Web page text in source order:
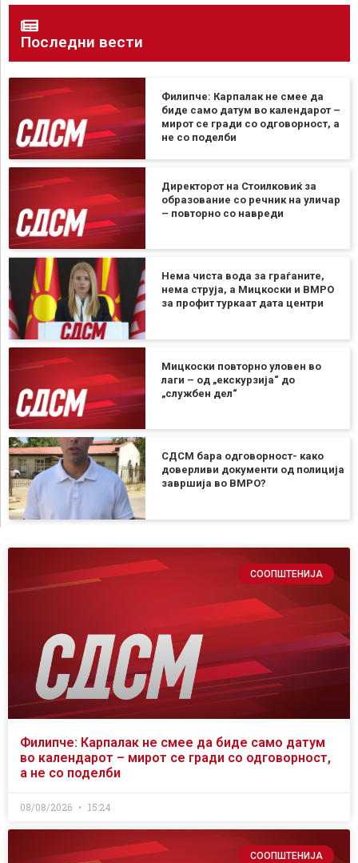
Последни вести
Филипче: Карпалак не смее да
биде само датум во календарот –
мирот се гради со одговорност, а
не со поделби
Директорот на Стоилковиќ за
образование со речник на уличар
– повторно со навреди
Нема чиста вода за граѓаните,
нема струја, а Мицкоски и ВМРО
за профит туркаат дата центри
Мицкоски повторно уловен во
лаги – од „екскурзија“ до
„службен дел“
СДСМ бара одговорност- како
доверливи документи од полиција
завршија во ВМРО?
СООПШТЕНИЈА
Филипче: Карпалак не смее да биде само датум
во календарот – мирот се гради со одговорност,
а не со поделби
08/08/2026 15:24
СООПШТЕНИЈА